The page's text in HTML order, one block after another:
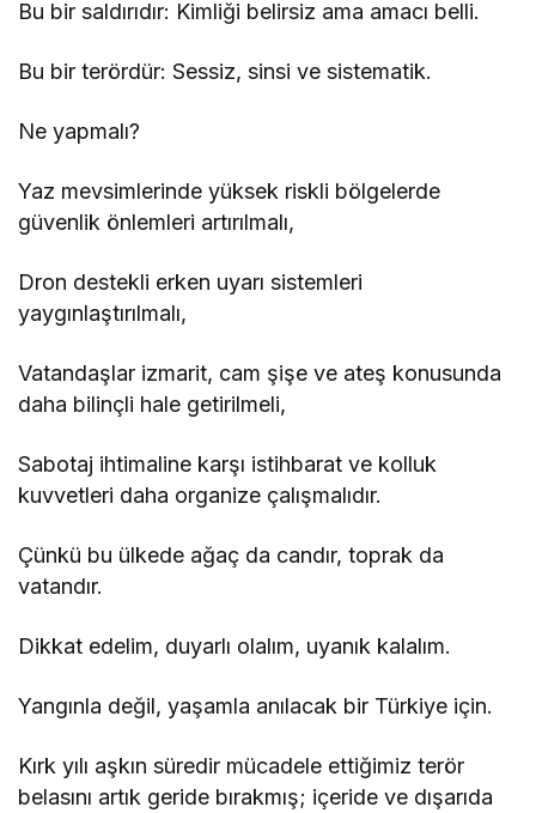
Bu bir saldırıdır: Kimliği belirsiz ama amacı belli.
Bu bir terördür: Sessiz, sinsi ve sistematik.
Ne yapmalı?
Yaz mevsimlerinde yüksek riskli bölgelerde
güvenlik önlemleri artırılmalı,
Dron destekli erken uyarı sistemleri
yaygınlaştırılmalı,
Vatandaşlar izmarit, cam şişe ve ateş konusunda
daha bilinçli hale getirilmeli,
Sabotaj ihtimaline karşı istihbarat ve kolluk
kuvvetleri daha organize çalışmalıdır.
Çünkü bu ülkede ağaç da candır, toprak da
vatandır.
Dikkat edelim, duyarlı olalım, uyanık kalalım.
Yangınla değil, yaşamla anılacak bir Türkiye için.
Kırk yılı aşkın süredir mücadele ettiğimiz terör
belasını artık geride bırakmış; içeride ve dışarıda